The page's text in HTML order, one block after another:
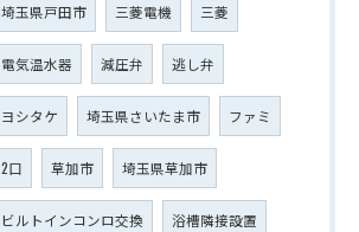
埼玉県戸田市 三菱電機 三菱
電気温水器 減圧弁 逃し弁
ヨシタケ 埼玉県さいたま市 ファミ
2口 草加市 埼玉県草加市
ビルトインコンロ交換 浴槽隣接設置